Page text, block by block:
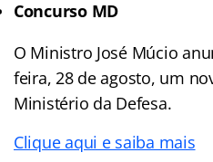
Concurso MD
O Ministro José Múcio
feira, 28 de agosto, um
Ministério da Defesa.
Clique aqui e saiba mais